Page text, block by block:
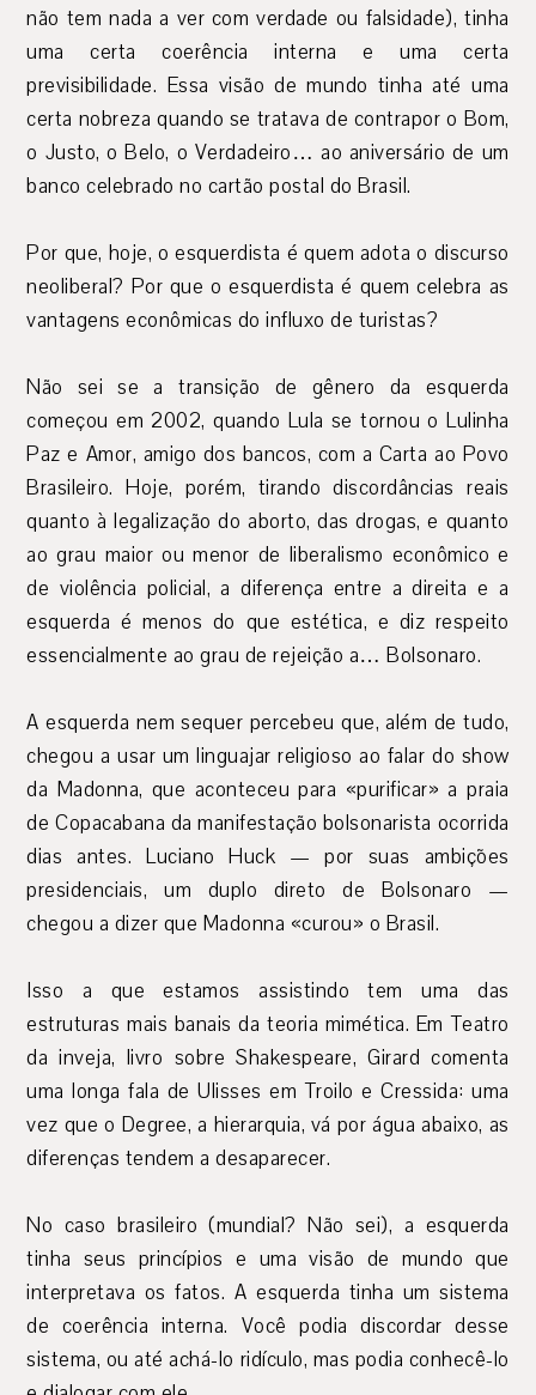
não tem nada a ver com verdade ou falsidade), tinha
uma certa coerência interna e uma certa
previsibilidade. Essa visão de mundo tinha até uma
certa nobreza quando se tratava de contrapor o Bom,
o Justo, o Belo, o Verdadeiro… ao aniversário de um
banco celebrado no cartão postal do Brasil.
Por que, hoje, o esquerdista é quem adota o discurso
neoliberal? Por que o esquerdista é quem celebra as
vantagens econômicas do influxo de turistas?
Não sei se a transição de gênero da esquerda
começou em 2002, quando Lula se tornou o Lulinha
Paz e Amor, amigo dos bancos, com a Carta ao Povo
Brasileiro. Hoje, porém, tirando discordâncias reais
quanto à legalização do aborto, das drogas, e quanto
ao grau maior ou menor de liberalismo econômico e
de violência policial, a diferença entre a direita e a
esquerda é menos do que estética, e diz respeito
essencialmente ao grau de rejeição a… Bolsonaro.
A esquerda nem sequer percebeu que, além de tudo,
chegou a usar um linguajar religioso ao falar do show
da Madonna, que aconteceu para «purificar» a praia
de Copacabana da manifestação bolsonarista ocorrida
dias antes. Luciano Huck — por suas ambições
presidenciais, um duplo direto de Bolsonaro —
chegou a dizer que Madonna «curou» o Brasil.
Isso a que estamos assistindo tem uma das
estruturas mais banais da teoria mimética. Em Teatro
da inveja, livro sobre Shakespeare, Girard comenta
uma longa fala de Ulisses em Troilo e Cressida: uma
vez que o Degree, a hierarquia, vá por água abaixo, as
diferenças tendem a desaparecer.
No caso brasileiro (mundial? Não sei), a esquerda
tinha seus princípios e uma visão de mundo que
interpretava os fatos. A esquerda tinha um sistema
de coerência interna. Você podia discordar desse
sistema, ou até achá-lo ridículo, mas podia conhecê-lo